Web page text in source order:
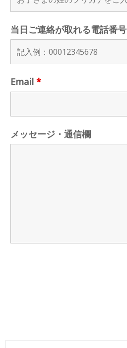
当日ご連絡が取れる電話番号
Email *
メッセージ・通信欄